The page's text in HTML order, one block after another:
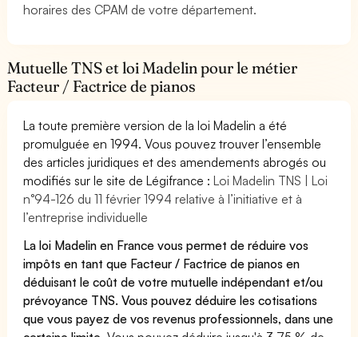
horaires des CPAM de votre département.
Mutuelle TNS et loi Madelin pour le métier
Facteur / Factrice de pianos
La toute première version de la loi Madelin a été
promulguée en 1994. Vous pouvez trouver l’ensemble
des articles juridiques et des amendements abrogés ou
modifiés sur le site de Légifrance :Loi Madelin TNS | Loi
n°94-126 du 11 février 1994 relative à l’initiative et à
l’entreprise individuelle
La loi Madelin en France vous permet de réduire vos
impôts en tant que Facteur / Factrice de pianos en
déduisant le coût de votre mutuelle indépendant et/ou
prévoyance TNS. Vous pouvez déduire les cotisations
que vous payez de vos revenus professionnels, dans une